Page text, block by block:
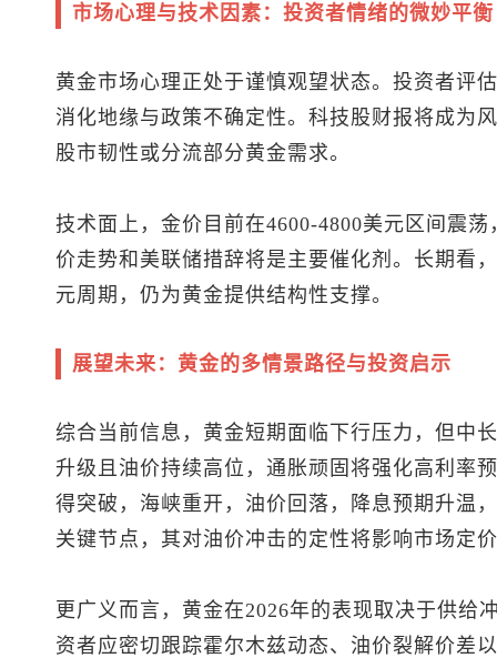
市场心理与技术因素：投资者情绪的微妙平衡
黄金市场心理正处于谨慎观望状态。投资者评
消化地缘与政策不确定性。科技股财报将成为
股市韧性或分流部分黄金需求。
技术面上，金价目前在4600-4800美元区间震
价走势和美联储措辞将是主要催化剂。长期看
元周期，仍为黄金提供结构性支撑。
展望未来：黄金的多情景路径与投资启示
综合当前信息，黄金短期面临下行压力，但中
升级且油价持续高位，通胀顽固将强化高利率
得突破，海峡重开，油价回落，降息预期升温
关键节点，其对油价冲击的定性将影响市场定
更广义而言，黄金在2026年的表现取决于供给
资者应密切跟踪霍尔木兹动态、油价裂解价差